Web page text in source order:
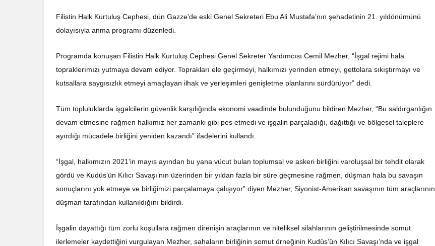
Filistin Halk Kurtuluş Cephesi, dün Gazze’de eski Genel Sekreteri Ebu Ali Mustafa’nın şehadetinin 21. yıldönümünü
dolayısıyla anma programı düzenledi.
Programda konuşan Filistin Halk Kurtuluş Cephesi Genel Sekreter Yardımcısı Cemil Mezher, “İşgal rejimi hala
topraklerımızı yutmaya devam ediyor. Toprakları ele geçirmeyi, halkımızı yerinden etmeyi, gettolara sıkıştırmayı ve
kutsallara saygısızlık etmeyi amaçlayan ilhak ve yerleşimleri genişletme planlarını sürdürüyor” dedi.
Tüm topluluklarda işgalcilerin güvenlik karşılığında ekonomi vaadinde bulunduğunu bildiren Mezher, “Bu saldırganlığın
devam etmesine rağmen halkımız her zamanki gibi pes etmedi ve işgalin parçaladığı, dağıttığı ve bölgesel taleplere
ayırdığı mücadele birliğini yeniden kazandı” ifadelerini kullandı.
“İşgal, halkımızın 2021’in mayıs ayından bu yana vücut bulan toplumsal ve askeri birliğini varoluşsal bir tehdit olarak
gördü ve Kudüs’ün Kılıcı Savaşı’nın üzerinden bir yıldan fazla bir süre geçmesine rağmen, düşman hala bu savaşın
sonuçlarını yok etmeye ve birliğimizi parçalamaya çalışıyor” diyen Mezher, Siyonist-Amerikan savaşının tüm araçlarının
düşman tarafından kullanıldığını bildirdi.
İşgalin dayattığı tüm zorlu koşullara rağmen direnişin araçlarının ve niteliksel silahlarının geliştirilmesinde somut
ilerlemeler kaydettiğini vurgulayan Mezher, sahaların birliğinin somut örneğinin Kudüs’ün Kılıcı Savaşı’nda ve işgal